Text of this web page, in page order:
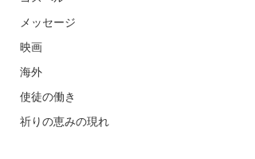
メッセージ
映画
海外
使徒の働き
祈りの恵みの現れ